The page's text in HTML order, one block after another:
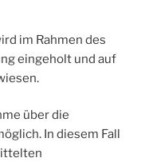
im Rahmen des
eingeholt und auf
über die
In diesem Fall